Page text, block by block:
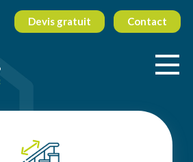
Devis gratuit Contact